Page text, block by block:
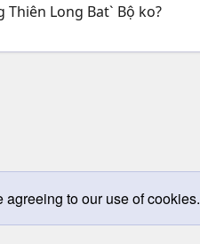
Long Bat` Bộ ko?
to our use of cookies.